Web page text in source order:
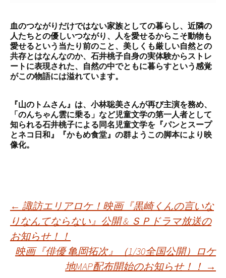
血のつながりだけではない家族としての暮らし、近隣の
人たちとの優しいつながり、人を愛せるからこそ動物も
愛せるという当たり前のこと、美しくも厳しい自然との
共存とはなんなのか、石井桃子自身の実体験からストレ
ートに表現された、自然の中でともに暮らすという感覚
がこの物語には溢れています。
『山のトムさん』は、小林聡美さんが再び主演を務め、
「のんちゃん雲に乗る」など児童文学の第一人者として
知られる石井桃子による同名児童文学を『パンとスープ
とネコ日和』『かもめ食堂』の群ようこの脚本により映
像化。
投
稿
← 諏訪エリアロケ！映画『黒崎くんの言いな
りなんてならない』公開 & ＳＰドラマ放送の
お知らせ！！
映画『俳優 亀岡拓次』（1/30全国公開）ロケ
地MAP配布開始のお知らせ！！ →